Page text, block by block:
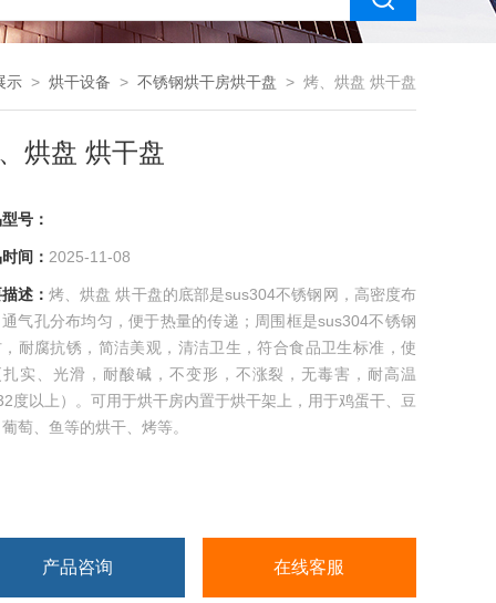
示 > 烘干设备 > 不锈钢烘干房烘干盘 > 烤、烘盘 烘干盘
烘盘 烘干盘
号：
间： 2025-11-08
述： 烤、烘盘 烘干盘的底部是sus304不锈钢网，高密度布
气孔分布均匀，便于热量的传递；周围框是sus304不锈钢
耐腐抗锈，简洁美观，清洁卫生，符合食品卫生标准，使
扎实、光滑，耐酸碱，不变形，不涨裂，无毒害，耐高温
度以上）。可用于烘干房内置于烘干架上，用于鸡蛋干、豆
萄、鱼等的烘干、烤等。
产品咨询 在线客服